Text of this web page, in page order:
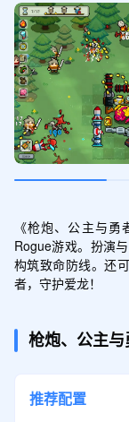
《枪炮、公主与
Rogue游戏。扮演
构筑致命防线。还
者，守护爱龙！
枪炮、公主与
推荐配置